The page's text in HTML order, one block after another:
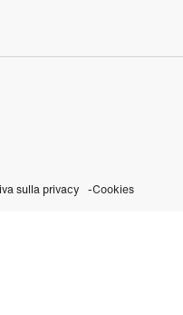
sulla privacy Cookies